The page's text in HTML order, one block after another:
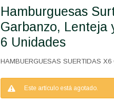
Hamburguesas Surtidas de
Garbanzo, Lenteja
6 Unidades
HAMBUERGUESAS SUERTIDAS
Este artículo está agotado.